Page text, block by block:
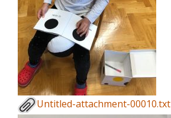
Untitled-attachment-00010.txt